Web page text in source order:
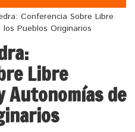
Conferencia Sobre Libre
Pueblos Originarios
Libre
Autonomías de